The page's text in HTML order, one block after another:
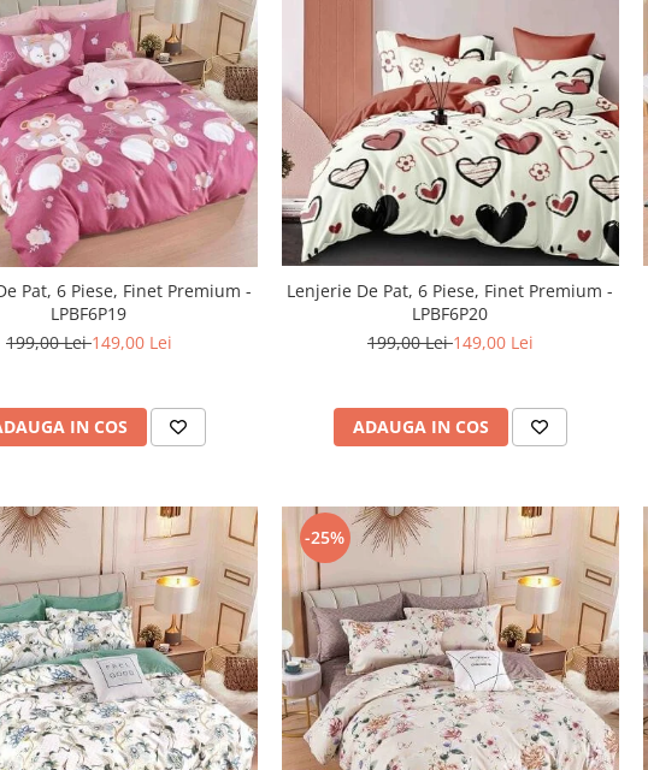
Pat, 6 Piese, Finet Premium -
LPBF6P19
199,00 Lei149,00 Lei
IN COS
Lenjerie De Pat, 6 Piese, Finet Premium -
LPBF6P20
199,00 Lei149,00 Lei
ADAUGA IN COS
-25%